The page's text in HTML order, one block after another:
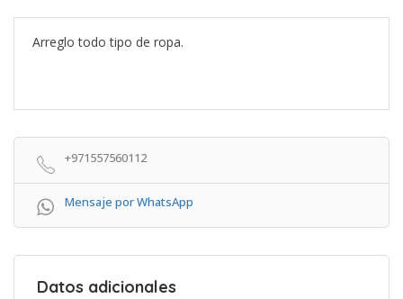
Arreglo todo tipo de ropa.
+971557560112
Mensaje por WhatsApp
Datos adicionales